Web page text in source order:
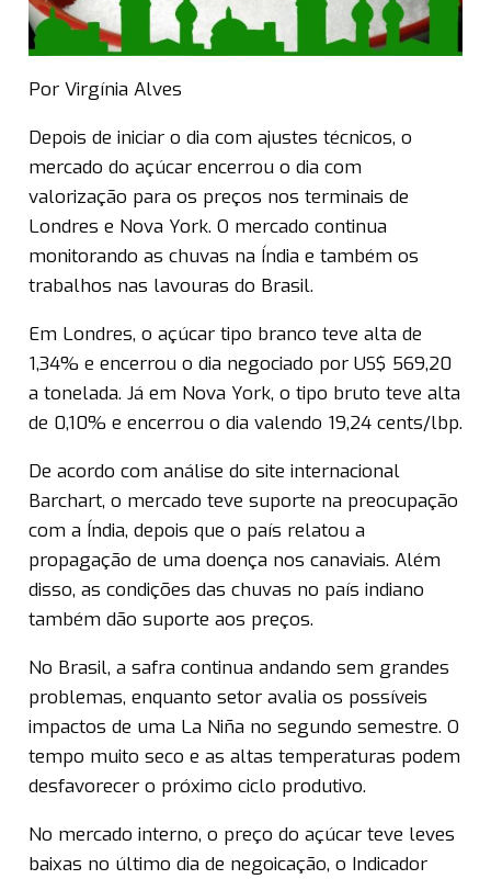
Por Virgínia Alves
Depois de iniciar o dia com ajustes técnicos, o
mercado do açúcar encerrou o dia com
valorização para os preços nos terminais de
Londres e Nova York. O mercado continua
monitorando as chuvas na Índia e também os
trabalhos nas lavouras do Brasil.
Em Londres, o açúcar tipo branco teve alta de
1,34% e encerrou o dia negociado por US$ 569,20
a tonelada. Já em Nova York, o tipo bruto teve alta
de 0,10% e encerrou o dia valendo 19,24 cents/lbp.
De acordo com análise do site internacional
Barchart, o mercado teve suporte na preocupação
com a Índia, depois que o país relatou a
propagação de uma doença nos canaviais. Além
disso, as condições das chuvas no país indiano
também dão suporte aos preços.
No Brasil, a safra continua andando sem grandes
problemas, enquanto setor avalia os possíveis
impactos de uma La Niña no segundo semestre. O
tempo muito seco e as altas temperaturas podem
desfavorecer o próximo ciclo produtivo.
No mercado interno, o preço do açúcar teve leves
baixas no último dia de negoicação, o Indicador